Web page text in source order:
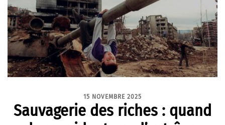
15 NOVEMBRE 2025
Sauvagerie des riches : quand